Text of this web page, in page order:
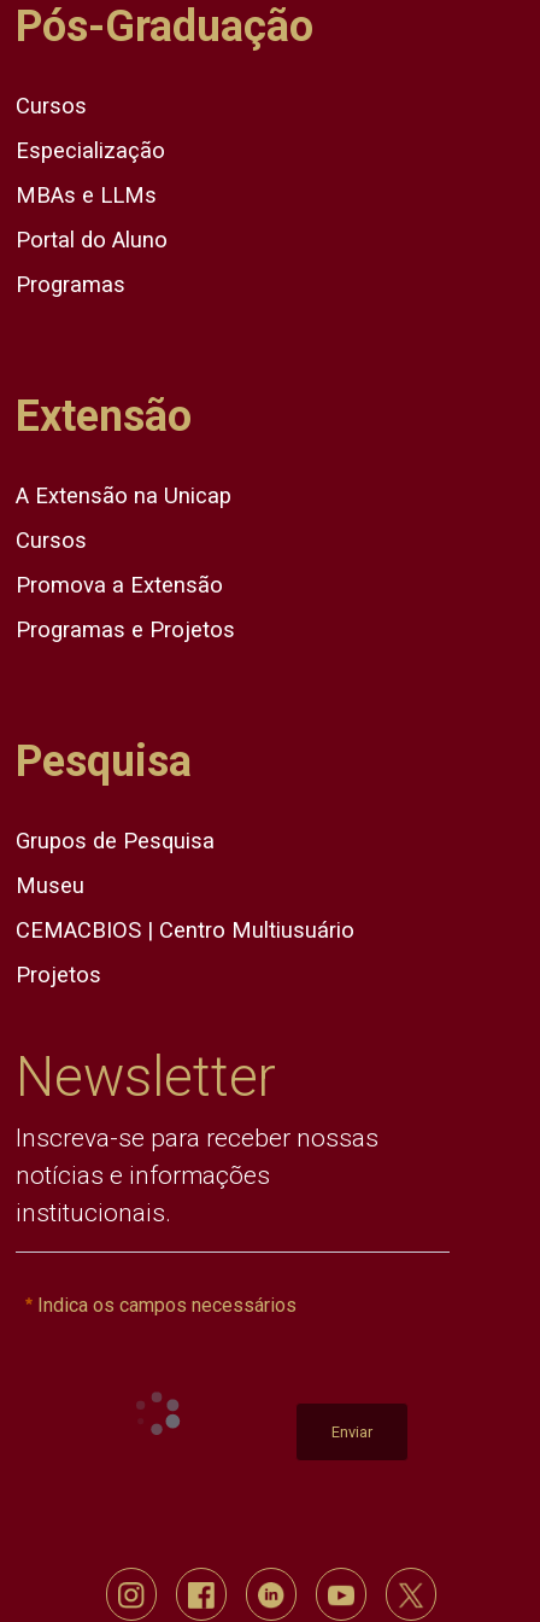
Pós-Graduação
Cursos
Especialização
MBAs e LLMs
Portal do Aluno
Programas
Extensão
A Extensão na Unicap
Cursos
Promova a Extensão
Programas e Projetos
Pesquisa
Grupos de Pesquisa
Museu
CEMACBIOS | Centro Multiusuário
Projetos
Newsletter
Inscreva-se para receber nossas
notícias e informações
institucionais.
Indica os campos necessários
Enviar